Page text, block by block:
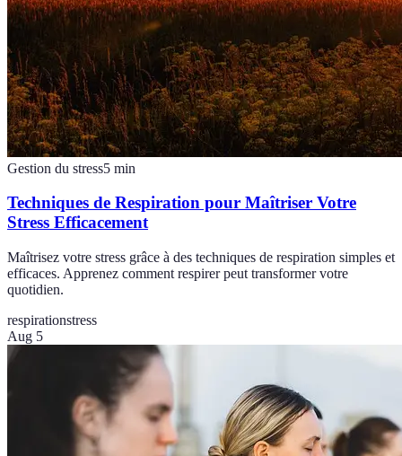
Gestion du stress5 min
Techniques de Respiration pour Maîtriser Votre
Stress Efficacement
Maîtrisez votre stress grâce à des techniques de respiration simples et
efficaces. Apprenez comment respirer peut transformer votre
quotidien.
respirationstress
Aug 5